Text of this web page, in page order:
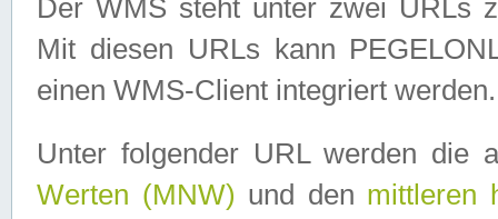
Der WMS steht unter zwei URLs
Mit diesen URLs kann
einen WMS-Client integriert werden.
Unter folgender URL werden die
Werten (MNW) und den mittleren